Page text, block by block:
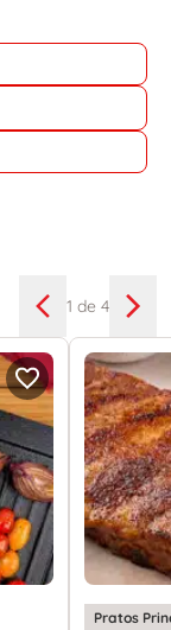
1 de 4
Pratos